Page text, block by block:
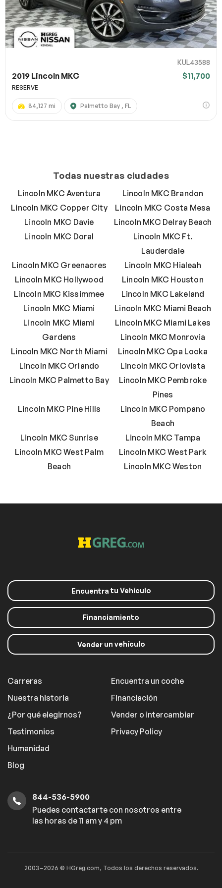
KUL43588
2019 Lincoln MKC $11,700
RESERVE
84,127 mi Palmetto Bay , FL
Todas nuestras ciudades
Lincoln MKC Aventura
Lincoln MKC Brandon
Lincoln MKC Copper City
Lincoln MKC Costa Mesa
Lincoln MKC Davie
Lincoln MKC Delray Beach
Lincoln MKC Doral
Lincoln MKC Ft.
Lauderdale
Lincoln MKC Greenacres
Lincoln MKC Hialeah
Lincoln MKC Hollywood
Lincoln MKC Houston
Lincoln MKC Kissimmee
Lincoln MKC Lakeland
Lincoln MKC Miami
Lincoln MKC Miami Beach
Lincoln MKC Miami
Gardens
Lincoln MKC Miami Lakes
Lincoln MKC Monrovia
Lincoln MKC North Miami
Lincoln MKC Opa Locka
Lincoln MKC Orlando
Lincoln MKC Orlovista
Lincoln MKC Palmetto Bay
Lincoln MKC Pembroke
Pines
Lincoln MKC Pine Hills
Lincoln MKC Pompano
Beach
Lincoln MKC Sunrise
Lincoln MKC Tampa
Lincoln MKC West Palm
Beach
Lincoln MKC West Park
Lincoln MKC Weston
Encuentra tu Vehículo
Financiamiento
Venderun vehículo
Carreras
Nuestra historia
¿Por qué elegirnos?
Testimonios
Humanidad
Blog
Encuentra un coche
Financiación
Vender o intercambiar
Privacy Policy
844-536-5900
Puedes contactarte con nosotros entre
las horas de 11 am y 4 pm
2003–2026 © HGreg.com, Todos los derechos reservados.